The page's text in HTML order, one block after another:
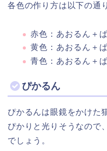
各色の作り方は以下の通
赤色：あおるん＋
黄色：あおるん＋
青色：あおるん＋
ぴかるん
ぴかるんは眼鏡をかけた
ぴかりと光りそうなので
でしょう。